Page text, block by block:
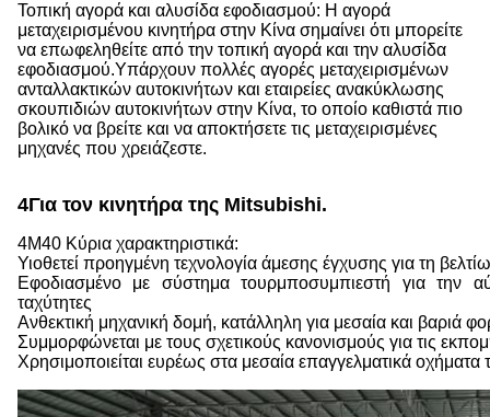
Τοπική αγορά και αλυσίδα εφοδιασμού: Η αγορά
μεταχειρισμένου κινητήρα στην Κίνα σημαίνει ότι μπορείτε
να επωφεληθείτε από την τοπική αγορά και την αλυσίδα
εφοδιασμού.Υπάρχουν πολλές αγορές μεταχειρισμένων
ανταλλακτικών αυτοκινήτων και εταιρείες ανακύκλωσης
σκουπιδιών αυτοκινήτων στην Κίνα, το οποίο καθιστά πιο
βολικό να βρείτε και να αποκτήσετε τις μεταχειρισμένες
μηχανές που χρειάζεστε.
4Για τον κινητήρα της Mitsubishi.
4M40 Κύρια χαρακτηριστικά:
Υιοθετεί προηγμένη τεχνολογία άμεσης έγχυσης για τη
Εφοδιασμένο με σύστημα τουρμποσυμπιεστή για την
ταχύτητες
Ανθεκτική μηχανική δομή, κατάλληλη για μεσαία και βαριά
Συμμορφώνεται με τους σχετικούς κανονισμούς για τις
Χρησιμοποιείται ευρέως στα μεσαία επαγγελματικά